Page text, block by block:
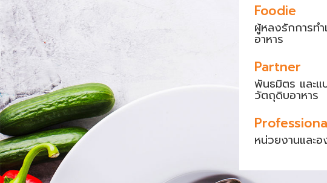
Foodie
ผู้หลงรักการทำ
อาหาร
Partner
พันธมิตร และแ
วัตถุดิบอาหาร
หน่วยงานและ